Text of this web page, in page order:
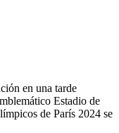
en una tarde
Estadio de
de París 2024 se